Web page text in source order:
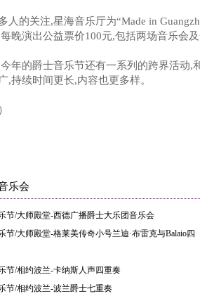
人的关注,星海音乐厅为“Made in
晚演出公益票价100元,包括两场音乐会
年的爵士音乐节还有一系列的跨界活动,
,持续时间更长,内容也更多样。
乐会
节/大师殿堂-西德广播爵士大乐团音乐会
节/大师殿堂-格莱美传奇小号兰迪·布雷克与Balaio四
节/相约波兰-卡纳斯人声四重奏
节/相约波兰-波兰爵士七重奏